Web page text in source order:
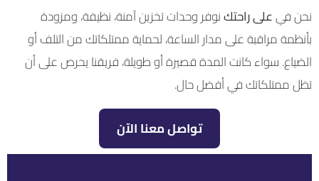
نحن فيعلى راحتكنوفر وحدات تخزين آمنة، نظيفة، ومزودة
بأنظمة مراقبة على مدار الساعة، لحماية ممتلكاتك من التلف أو
الضياع. سواء كانت المدة قصيرة أو طويلة، فريقنا يحرص على أن
تظل ممتلكاتك في أفضل حال.
تواصل معنا الآن